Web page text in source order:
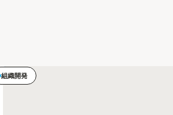
組織開発